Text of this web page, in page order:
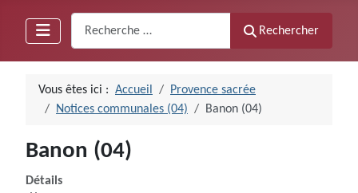
Rechercher
Vous êtes ici : Accueil
Provence sacrée
Notices communales (04)
Banon (04)
Banon (04)
Détails